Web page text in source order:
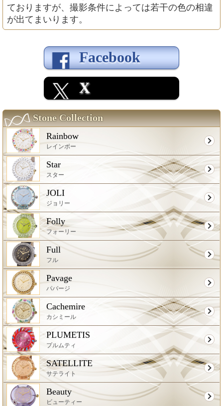
ておりますが、撮影条件によっては若干の色の相違
が出てまいります。
Facebook
X
Stone Collection
Rainbow
レインボー
Star
スター
JOLI
ジョリー
Folly
フォーリー
Full
フル
Pavage
パバージ
Cachemire
カシミール
PLUMETIS
プルムティ
SATELLITE
サテライト
Beauty
ビューティー